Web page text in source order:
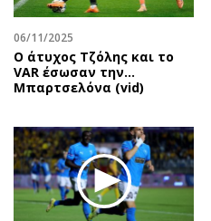
Κύπρος
Ελλάδα
Διεθνή
Κληρώσεις Allwyn
Οικονομία
Real Estate
Επιχειρήσεις
06/11/2025
Ο άτυχος Τζόλης και το
VAR έσωσαν την…
Μπαρτσελόνα (vid)